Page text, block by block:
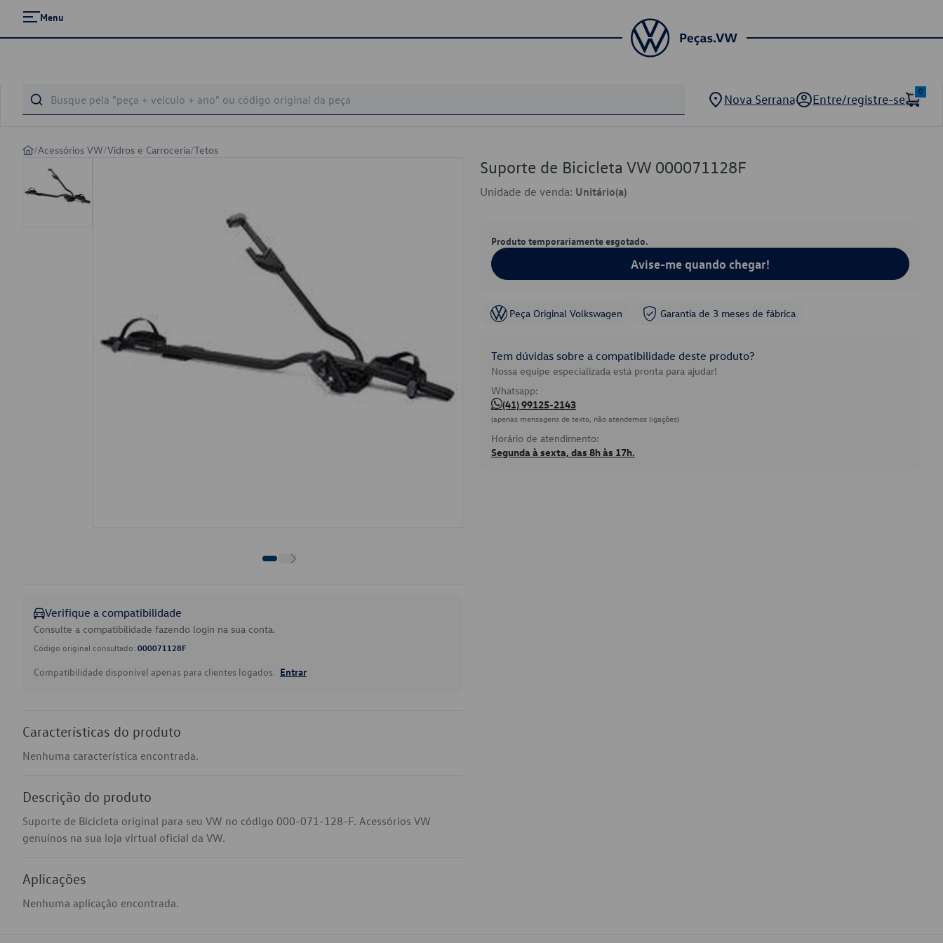
Menu
Nova Serrana Entre/registre-se
0
/Acessórios VW/Vidros e Carroceria/Tetos
Verifique a compatibilidade
Consulte a compatibilidade fazendo login na sua conta.
Código original consultado: 000071128F
Compatibilidade disponível apenas para clientes logados. Entrar
Características do produto
Nenhuma característica encontrada.
Descrição do produto
Suporte de Bicicleta original para seu VW no código 000-071-128-F. Acessórios VW
genuínos na sua loja virtual oficial da VW.
Aplicações
Nenhuma aplicação encontrada.
Suporte de Bicicleta VW 000071128F
Unidade de venda: Unitário(a)
Produto temporariamente esgotado.
Avise-me quando chegar!
Peça Original Volkswagen Garantia de 3 meses de fábrica
Tem dúvidas sobre a compatibilidade deste produto?
Nossa equipe especializada está pronta para ajudar!
Whatsapp:
(41) 99125-2143
(apenas mensagens de texto, não atendemos ligações)
Horário de atendimento:
Segunda à sexta, das 8h às 17h.